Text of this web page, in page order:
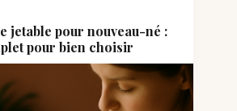
jetable pour nouveau-né :
pour bien choisir